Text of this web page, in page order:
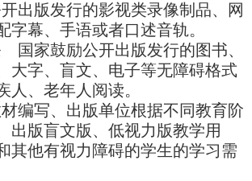
出版发行的影视类录像制品、网
字幕、手语或者口述音轨。
国家鼓励公开出版发行的图书、
大字、盲文、电子等无障碍格式
人、老年人阅读。
编写、出版单位根据不同教育阶
出版盲文版、低视力版教学用
其他有视力障碍的学生的学习需